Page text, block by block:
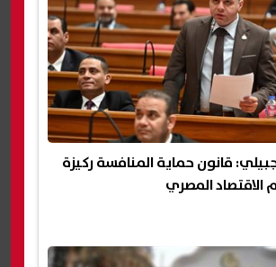
قانون حماية المنافسة ركيزة
المصري